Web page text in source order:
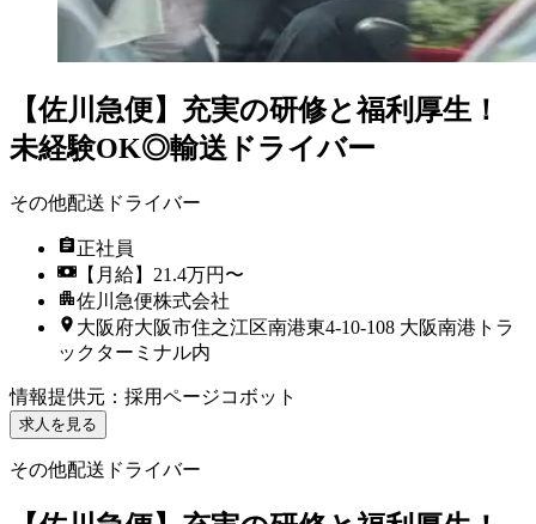
【佐川急便】充実の研修と福利厚生！
未経験OK◎輸送ドライバー
その他配送ドライバー
正社員
【月給】21.4万円〜
佐川急便株式会社
大阪府大阪市住之江区南港東4-10-108 大阪南港トラ
ックターミナル内
情報提供元 ： 採用ページコボット
求人を見る
その他配送ドライバー